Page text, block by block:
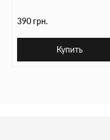
390 грн.
Купить